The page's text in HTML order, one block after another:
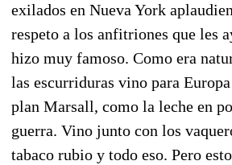
exilados en Nueva York
respeto a los anfitriones que les
hizo muy famoso. Como era
las escurriduras vino para
plan Marsall, como la leche en
guerra. Vino junto con los
tabaco rubio y todo eso. Pero